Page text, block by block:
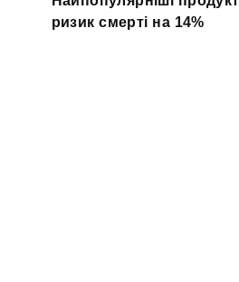
ризик смерті на 14%